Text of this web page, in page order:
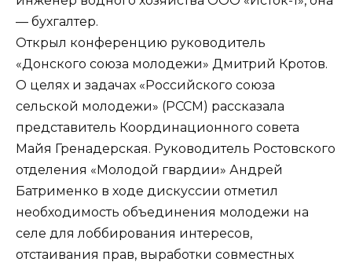
— бухгалтер.
Открыл конференцию руководитель
«Донского союза молодежи» Дмитрий Кротов.
О целях и задачах «Российского союза
сельской молодежи» (РССМ) рассказала
представитель Координационного совета
Майя Гренадерская. Руководитель Ростовского
отделения «Молодой гвардии» Андрей
Батрименко в ходе дискуссии отметил
необходимость объединения молодежи на
селе для лоббирования интересов,
отстаивания прав, выработки совместных